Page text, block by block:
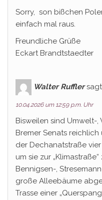
Sorry, son bißchen
einfach mal raus.
Freundliche Grüße
Eckart Brandtstaedter
Walter Ruffler
10.04.2026 um 12:59 p.m. Uhr
Bisweilen sind Umwelt-
Bremer Senats
der Dechanatstraße
um sie zur
Bennigsen-,
große Alleebäume
Trasse einer